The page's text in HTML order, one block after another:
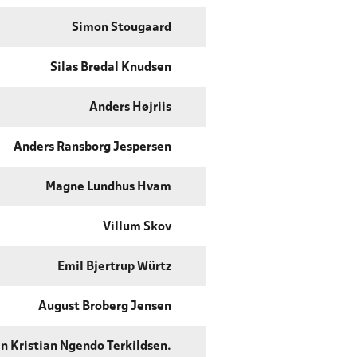
Simon Stougaard
Silas Bredal Knudsen
Anders Højriis
Anders Ransborg Jespersen
Magne Lundhus Hvam
Villum Skov
Emil Bjertrup Würtz
August Broberg Jensen
Kristian Ngendo Terkildsen.